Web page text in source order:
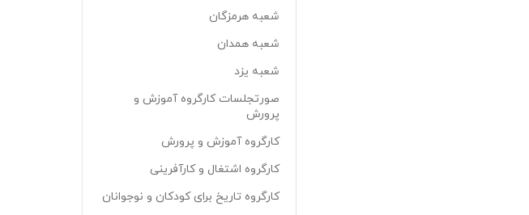
شعبه هرمزگان
شعبه همدان
شعبه یزد
صورتجلسات کارگروه آموزش و
پرورش
کارگروه آموزش و پرورش
کارگروه اشتغال و کارآفرینی
کارگروه تاریخ برای کودکان و نوجوانان